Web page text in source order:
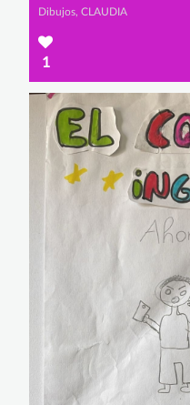
Dibujos, CLAUDIA
1